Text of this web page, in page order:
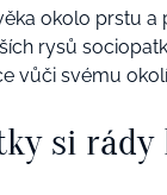
okolo prstu a
rysů
vůči svému
si